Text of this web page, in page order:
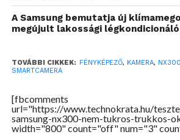
És ez a “baj”. Amikor egy
A Samsung bemutatja új
megújult lakossági
TOVÁBBI CIKKEK: FÉNYKÉPEZŐ, KAMERA, NX300
SMARTCAMERA
[fbcomments
url="https://www.technokrata.hu/
samsung-nx300-nem-tukros-trukkos-
width="800" count="off" num="3"